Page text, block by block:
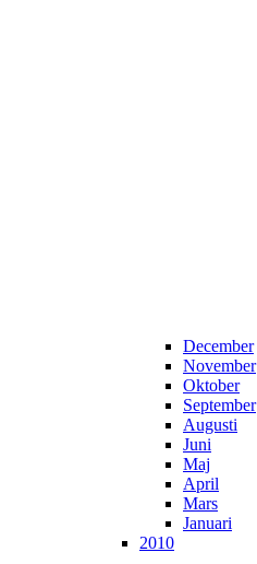
December
November
Oktober
September
Augusti
Juni
Maj
April
Mars
Januari
2010